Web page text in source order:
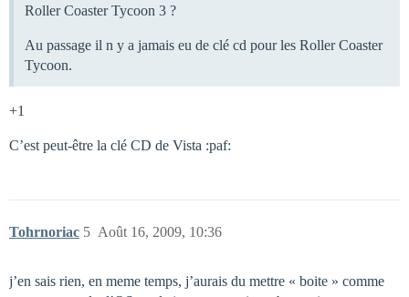
Roller Coaster Tycoon 3 ?
Au passage il n y a jamais eu de clé cd pour les Roller Coaster
Tycoon.
+1
C’est peut-être la clé CD de Vista :paf:
Tohrnoriac Août 16, 2009, 10:36
5
j’en sais rien, en meme temps, j’aurais du mettre « boite » comme